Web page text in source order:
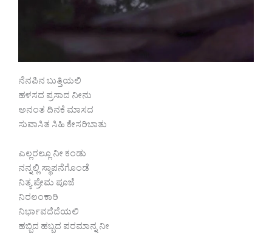
ನೆನಪಿನ ಬುತ್ತಿಯಲಿ
ಹಳಸದ ಪ್ರಸಾದ ನೀನು
ಅನಂತ ದಿನಕೆ ಮಾಸದ
ಸುವಾಸಿತ ಸಿಹಿ ಕೇಸರಿಬಾತು
ಎಲ್ಲರಲ್ಲೂ ನೀ ಕಂಡು
ನನ್ನಲ್ಲಿ ಸ್ಥಾಪನೆಗೊಂಡೆ
ನಿತ್ಯ ಪ್ರೇಮ ಪೂಜೆ
ನಿರಲಂಕಾರಿ
ನಿರ್ಭಾವದೆದೆಯಲಿ
ಹಬ್ಬಿದ ಹಬ್ಬದ ಪರಮಾನ್ನ ನೀ